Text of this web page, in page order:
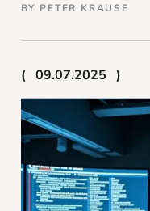
BY PETER KRAUSE
09.07.2025